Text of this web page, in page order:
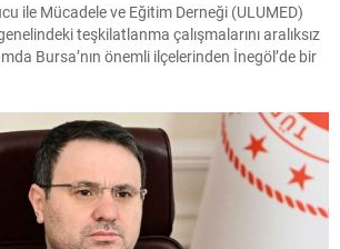
ile Mücadele ve Eğitim Derneği (ULUMED)
teşkilatlanma çalışmalarını aralıksız
Bursa’nın önemli ilçelerinden İnegöl’de bir
İl Başkanlığı yönetimi, ilçenin önde gelen
ve çeşitli kesimlerden temsilcilerle kapsamlı
Toplantıda, İnegöl İlçe